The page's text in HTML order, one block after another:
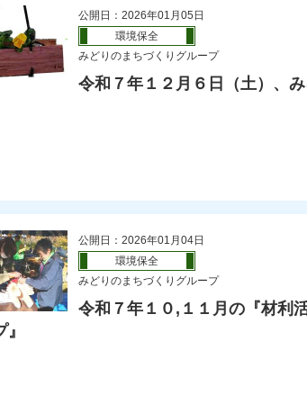
公開日：2026年01月05日
環境保全
みどりのまちづくりグループ
令和７年１２月６日（土）、
公開日：2026年01月04日
環境保全
みどりのまちづくりグループ
令和７年１０,１１月の『材利